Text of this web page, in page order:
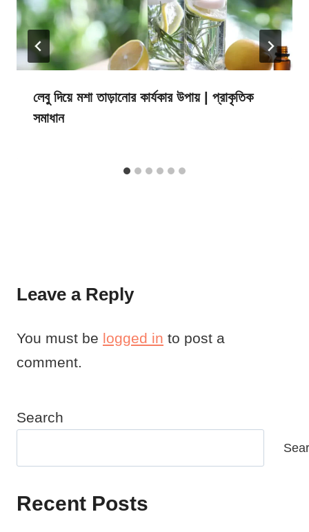
লেবু দিয়ে মশা তাড়ানোর কার্যকার উপায় | প্রাকৃতিক
সমাধান
Leave a Reply
You must be logged in to post a
comment.
Search
Recent Posts